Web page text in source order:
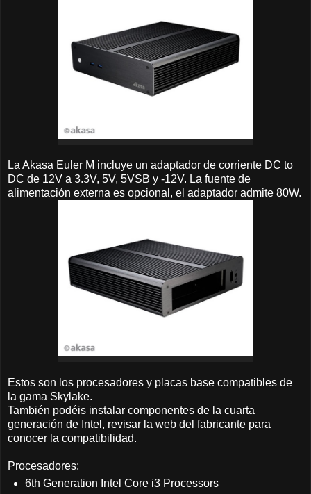
La Akasa Euler M incluye un adaptador de corriente DC to
DC de 12V a 3.3V, 5V, 5VSB y -12V. La fuente de
alimentación externa es opcional, el adaptador admite 80W.
Estos son los procesadores y placas base compatibles de
la gama Skylake.
También podéis instalar componentes de la cuarta
generación de Intel, revisar la web del fabricante para
conocer la compatibilidad.
Procesadores:
6th Generation Intel Core i3 Processors